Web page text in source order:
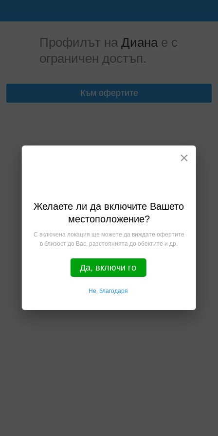
Профилът на Диана е с
ограничен достъп.
Към офертите
×
Желаете ли да включите Вашето
местоположение?
С включена локация ще можете да виждате офертите
в близост до Вас, разстоянията до обектите и др.
Да, включи го
Не, благодаря